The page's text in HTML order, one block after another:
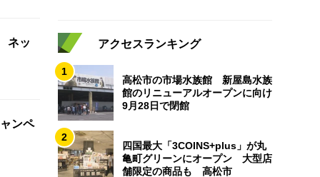
ネッ
ンペ
アクセスランキング
1
高松市の市場水族館 新屋島水族
館のリニューアルオープンに向け
9月28日で閉館
2
四国最大「3COINS+plus」が丸
亀町グリーンにオープン 大型店
舗限定の商品も 高松市